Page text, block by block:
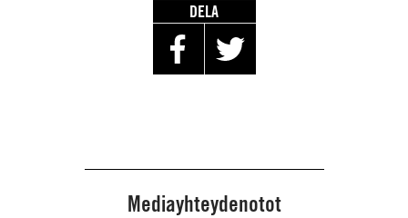
DELA
Mediayhteydenotot